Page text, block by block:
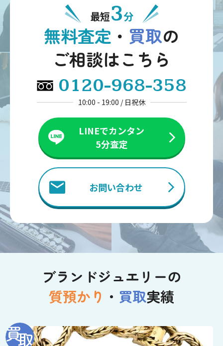
最短3分
無料査定 ・ 買取の
ご相談はこちら
0120-968-358
10:00 - 19:00 / 日祝休
LINEでカンタン
5分査定
お問い合わせ
ブランドジュエリーの
質預かり ・ 買取実績